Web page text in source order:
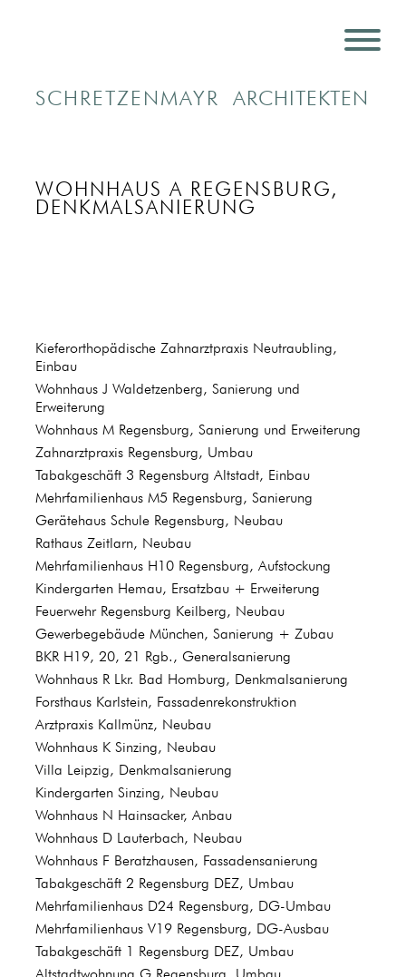
SCHRETZENMAYR ARCHITEKTEN
Kieferorthopädische Zahnarztpraxis Neutraubling,
Einbau
Wohnhaus J Waldetzenberg, Sanierung und
Erweiterung
Wohnhaus M Regensburg, Sanierung und Erweiterung
Zahnarztpraxis Regensburg, Umbau
Tabakgeschäft 3 Regensburg Altstadt, Einbau
Mehrfamilienhaus M5 Regensburg, Sanierung
Gerätehaus Schule Regensburg, Neubau
Rathaus Zeitlarn, Neubau
Mehrfamilienhaus H10 Regensburg, Aufstockung
Kindergarten Hemau, Ersatzbau + Erweiterung
Feuerwehr Regensburg Keilberg, Neubau
Gewerbegebäude München, Sanierung + Zubau
BKR H19, 20, 21 Rgb., Generalsanierung
Wohnhaus R Lkr. Bad Homburg, Denkmalsanierung
Forsthaus Karlstein, Fassadenrekonstruktion
Arztpraxis Kallmünz, Neubau
Wohnhaus K Sinzing, Neubau
Villa Leipzig, Denkmalsanierung
Kindergarten Sinzing, Neubau
Wohnhaus N Hainsacker, Anbau
Wohnhaus D Lauterbach, Neubau
Wohnhaus F Beratzhausen, Fassadensanierung
Tabakgeschäft 2 Regensburg DEZ, Umbau
Mehrfamilienhaus D24 Regensburg, DG-Umbau
Mehrfamilienhaus V19 Regensburg, DG-Ausbau
Tabakgeschäft 1 Regensburg DEZ, Umbau
WOHNHAUS A REGENSBURG,
DENKMALSANIERUNG